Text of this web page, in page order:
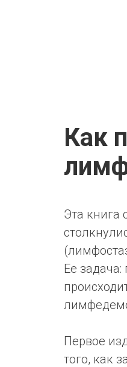
Как
Эта книга
Ее
Первое
того, как